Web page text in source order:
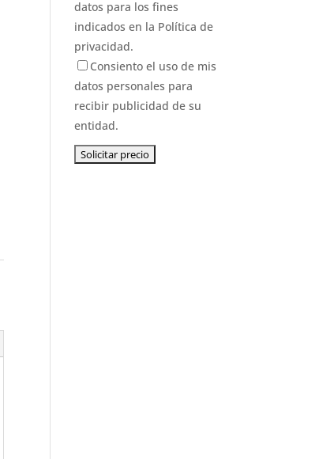
datos para los fines
indicados en la Política de
privacidad.
Consiento el uso de mis
datos personales para
recibir publicidad de su
entidad.